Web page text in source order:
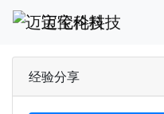
迈宝伦科技
经验分享